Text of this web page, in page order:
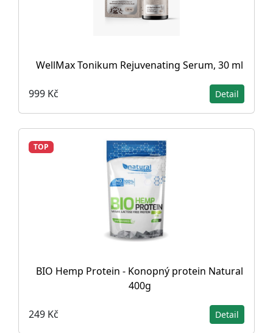
WellMax Tonikum Rejuvenating Serum, 30 ml
999 Kč Detail
TOP
BIO Hemp Protein - Konopný protein Natural
400g
249 Kč Detail